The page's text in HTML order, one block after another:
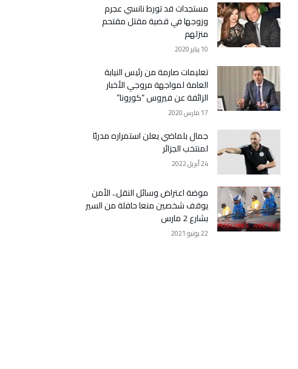
مستجدات قد تورط نانسي عجرم
وزوجها في قضية مقتل مقتحم
منزلهم
10 يناير 2020
تعليمات صارمة من رئيس النيابة
العامة لمواجهة مروجي الأخبار
الزائفة عن فيروس “كورونا”
17 مارس 2020
جمال بلماضي يعلن استمراره مدربًا
لمنتخب الجزائر
24 أبريل 2022
موضة اعتراض وسائل النقل.. الأمن
يوقف شخصين منعا حافلة من السير
بشارع 2 مارس
22 يونيو 2021